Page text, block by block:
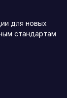
для новых
стандартам